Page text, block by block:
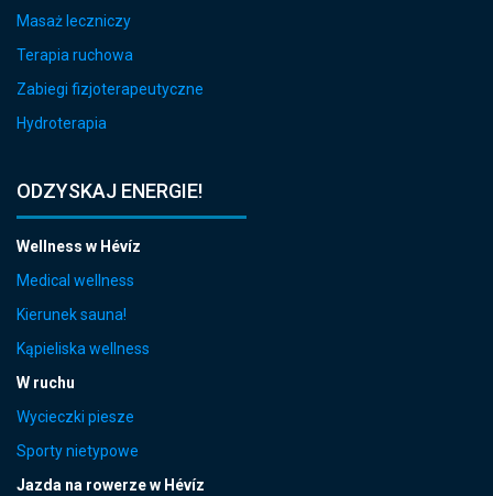
Masaż leczniczy
Terapia ruchowa
Zabiegi fizjoterapeutyczne
Hydroterapia
ODZYSKAJ ENERGIE!
Wellness w Hévíz
Medical wellness
Kierunek sauna!
Kąpieliska wellness
W ruchu
Wycieczki piesze
Sporty nietypowe
Jazda na rowerze w Hévíz